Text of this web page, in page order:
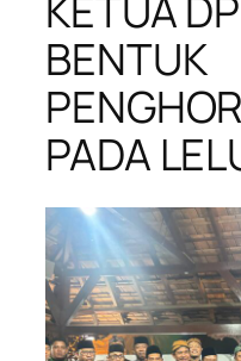
BENTUK
PADA